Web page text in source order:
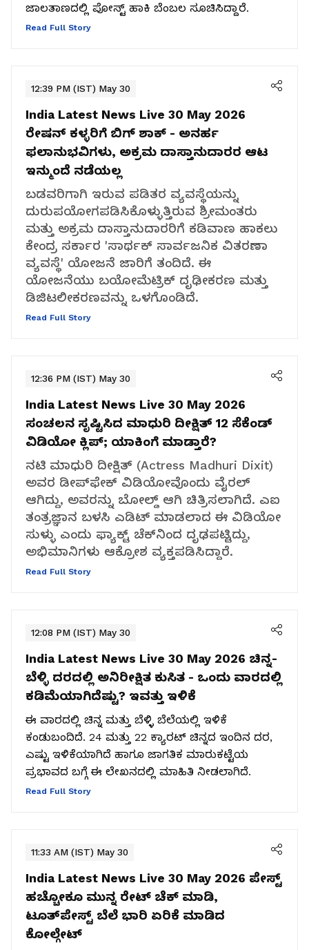
ಜಾಲತಾಣದಲ್ಲಿ ಪೋಸ್ಟ್ ಹಾಕಿ ಬೆಂಬಲ ಸೂಚಿಸಿದ್ದಾರೆ.
Read Full Story
12:39 PM (IST) May 30
India Latest News Live 30 May 2026
ರೇಷನ್​ ಕಳ್ಳರಿಗೆ ಬಿಗ್​ ಶಾಕ್​ - ಅನರ್ಹ
ಫಲಾನುಭವಿಗಳು, ಅಕ್ರಮ ದಾಸ್ತಾನುದಾರರ ಆಟ
ಇನ್ಮುಂದೆ ನಡೆಯಲ್ಲ
ಬಡವರಿಗಾಗಿ ಇರುವ ಪಡಿತರ ವ್ಯವಸ್ಥೆಯನ್ನು
ದುರುಪಯೋಗಪಡಿಸಿಕೊಳ್ಳುತ್ತಿರುವ ಶ್ರೀಮಂತರು
ಮತ್ತು ಅಕ್ರಮ ದಾಸ್ತಾನುದಾರರಿಗೆ ಕಡಿವಾಣ ಹಾಕಲು
ಕೇಂದ್ರ ಸರ್ಕಾರ 'ಸಾರ್ಥಕ್ ಸಾರ್ವಜನಿಕ ವಿತರಣಾ
ವ್ಯವಸ್ಥೆ' ಯೋಜನೆ ಜಾರಿಗೆ ತಂದಿದೆ. ಈ
ಯೋಜನೆಯು ಬಯೋಮೆಟ್ರಿಕ್ ದೃಢೀಕರಣ ಮತ್ತು
ಡಿಜಿಟಲೀಕರಣವನ್ನು ಒಳಗೊಂಡಿದೆ.
Read Full Story
12:36 PM (IST) May 30
India Latest News Live 30 May 2026
ಸಂಚಲನ ಸೃಷ್ಟಿಸಿದ ಮಾಧುರಿ ದೀಕ್ಷಿತ್ 12 ಸೆಕೆಂಡ್
ವಿಡಿಯೋ ಕ್ಲಿಪ್; ಯಾಕಿಂಗೆ ಮಾಡ್ತಾರೆ?
ನಟಿ ಮಾಧುರಿ ದೀಕ್ಷಿತ್ (Actress Madhuri Dixit)
ಅವರ ಡೀಪ್‌ಫೇಕ್ ವಿಡಿಯೋವೊಂದು ವೈರಲ್
ಆಗಿದ್ದು, ಅವರನ್ನು ಬೋಲ್ಡ್ ಆಗಿ ಚಿತ್ರಿಸಲಾಗಿದೆ. ಎಐ
ತಂತ್ರಜ್ಞಾನ ಬಳಸಿ ಎಡಿಟ್ ಮಾಡಲಾದ ಈ ವಿಡಿಯೋ
ಸುಳ್ಳು ಎಂದು ಫ್ಯಾಕ್ಟ್ ಚೆಕ್‌ನಿಂದ ದೃಢಪಟ್ಟಿದ್ದು,
ಅಭಿಮಾನಿಗಳು ಆಕ್ರೋಶ ವ್ಯಕ್ತಪಡಿಸಿದ್ದಾರೆ.
Read Full Story
12:08 PM (IST) May 30
India Latest News Live 30 May 2026 ಚಿನ್ನ-
ಬೆಳ್ಳಿ ದರದಲ್ಲಿ ಅನಿರೀಕ್ಷಿತ ಕುಸಿತ - ಒಂದು ವಾರದಲ್ಲಿ
ಕಡಿಮೆಯಾಗಿದೆಷ್ಟು? ಇವತ್ತು ಇಳಿಕೆ
ಈ ವಾರದಲ್ಲಿ ಚಿನ್ನ ಮತ್ತು ಬೆಳ್ಳಿ ಬೆಲೆಯಲ್ಲಿ ಇಳಿಕೆ
ಕಂಡುಬಂದಿದೆ. 24 ಮತ್ತು 22 ಕ್ಯಾರಟ್ ಚಿನ್ನದ ಇಂದಿನ ದರ,
ಎಷ್ಟು ಇಳಿಕೆಯಾಗಿದೆ ಹಾಗೂ ಜಾಗತಿಕ ಮಾರುಕಟ್ಟೆಯ
ಪ್ರಭಾವದ ಬಗ್ಗೆ ಈ ಲೇಖನದಲ್ಲಿ ಮಾಹಿತಿ ನೀಡಲಾಗಿದೆ.
Read Full Story
11:33 AM (IST) May 30
India Latest News Live 30 May 2026 ಪೇಸ್ಟ್
ಹಚ್ಚೋಕೂ ಮುನ್ನ ರೇಟ್ ಚೆಕ್ ಮಾಡಿ,
ಟೂತ್‌ಪೇಸ್ಟ್‌ ಬೆಲೆ ಭಾರಿ ಏರಿಕೆ ಮಾಡಿದ
ಕೋಲ್ಗೇಟ್‌